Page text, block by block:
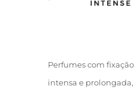
Perfumes com fixação
intensa e prolongada,